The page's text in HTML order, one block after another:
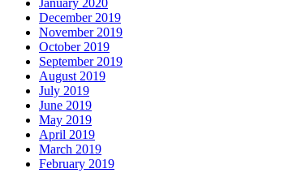
January 2020
December 2019
November 2019
October 2019
September 2019
August 2019
July 2019
June 2019
May 2019
April 2019
March 2019
February 2019